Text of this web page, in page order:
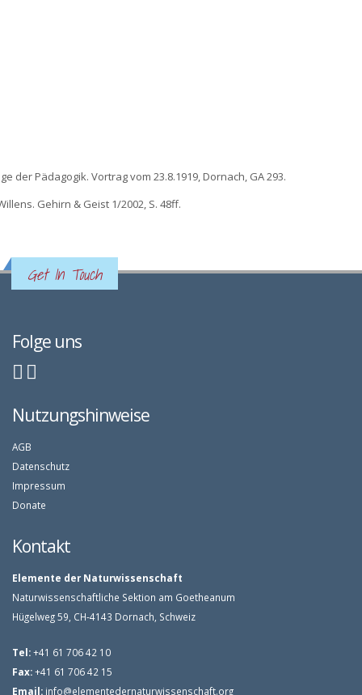
der Pädagogik. Vortrag vom 23.8.1919, Dornach, GA 293.
Gehirn & Geist 1/2002, S. 48ff.
Get In Touch
Folge uns
Nutzungshinweise
AGB
Datenschutz
Impressum
Donate
Kontakt
Elemente der Naturwissenschaft
Naturwissenschaftliche Sektion am Goetheanum
Hügelweg 59, CH-4143 Dornach, Schweiz
Tel:+41 61 706 42 10
Fax:+41 61 706 42 15
Email: info@elementedernaturwissenschaft.org